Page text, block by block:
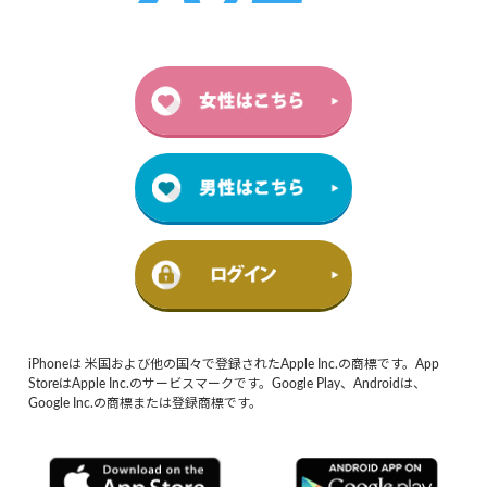
iPhoneは 米国および他の国々で登録されたApple Inc.の商標です。App
StoreはApple Inc.のサービスマークです。Google Play、Androidは、
Google Inc.の商標または登録商標です。